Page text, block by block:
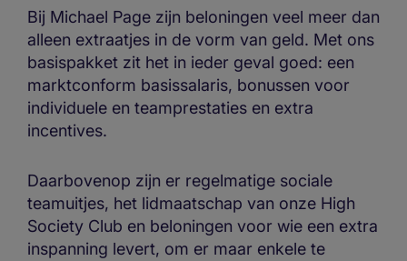
Bij Michael Page zijn beloningen veel meer dan
alleen extraatjes in de vorm van geld. Met ons
basispakket zit het in ieder geval goed: een
marktconform basissalaris, bonussen voor
individuele en teamprestaties en extra
incentives.
Daarbovenop zijn er regelmatige sociale
teamuitjes, het lidmaatschap van onze High
Society Club en beloningen voor wie een extra
inspanning levert, om er maar enkele te